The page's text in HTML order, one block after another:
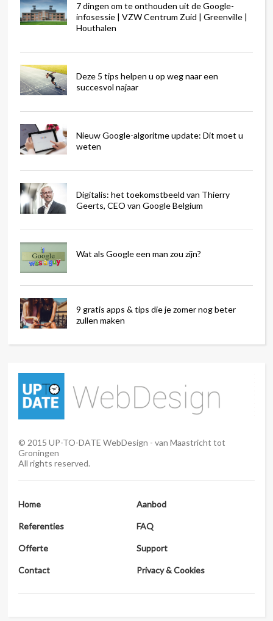
7 dingen om te onthouden uit de Google-
infosessie | VZW Centrum Zuid | Greenville |
Houthalen
Deze 5 tips helpen u op weg naar een
succesvol najaar
Nieuw Google-algoritme update: Dit moet u
weten
Digitalis: het toekomstbeeld van Thierry
Geerts, CEO van Google Belgium
Wat als Google een man zou zijn?
9 gratis apps & tips die je zomer nog beter
zullen maken
© 2015 UP-TO-DATE WebDesign - van Maastricht tot
Groningen
All rights reserved.
Home Aanbod
Referenties FAQ
Offerte Support
Contact Privacy & Cookies